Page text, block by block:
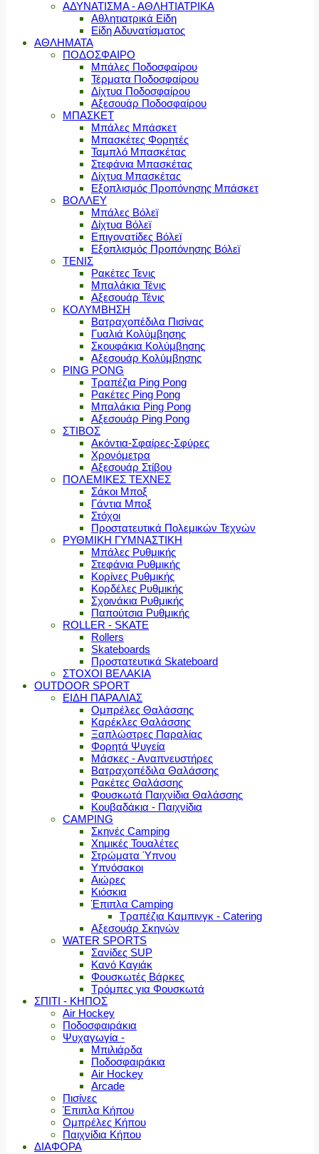
ΑΔΥΝΑΤΙΣΜΑ - ΑΘΛΗΤΙΑΤΡΙΚΑ
Αθλητιατρικά Είδη
Είδη Αδυνατίσματος
ΑΘΛΗΜΑΤΑ
ΠΟΔΟΣΦΑΙΡΟ
Μπάλες Ποδοσφαίρου
Τέρματα Ποδοσφαίρου
Δίχτυα Ποδοσφαίρου
Αξεσουάρ Ποδοσφαίρου
ΜΠΑΣΚΕΤ
Μπάλες Μπάσκετ
Μπασκέτες Φορητές
Ταμπλό Μπασκέτας
Στεφάνια Μπασκέτας
Δίχτυα Μπασκέτας
Εξοπλισμός Προπόνησης Μπάσκετ
ΒΟΛΛΕΥ
Μπάλες Βόλεϊ
Δίχτυα Βόλεϊ
Επιγονατίδες Βόλεϊ
Εξοπλισμός Προπόνησης Βόλεϊ
ΤΕΝΙΣ
Ρακέτες Τενις
Μπαλάκια Τένις
Αξεσουάρ Τένις
ΚΟΛΥΜΒΗΣΗ
Βατραχοπέδιλα Πισίνας
Γυαλιά Κολύμβησης
Σκουφάκια Κολύμβησης
Αξεσουάρ Κολύμβησης
PING PONG
Τραπέζια Ping Pong
Ρακέτες Ping Pong
Μπαλάκια Ping Pong
Αξεσουάρ Ping Pong
ΣΤΙΒΟΣ
Ακόντια-Σφαίρες-Σφύρες
Χρονόμετρα
Αξεσουάρ Στίβου
ΠΟΛΕΜΙΚΕΣ ΤΕΧΝΕΣ
Σάκοι Μποξ
Γάντια Μποξ
Στόχοι
Προστατευτικά Πολεμικών Τεχνών
ΡΥΘΜΙΚΗ ΓΥΜΝΑΣΤΙΚΗ
Μπάλες Ρυθμικής
Στεφάνια Ρυθμικής
Κορίνες Ρυθμικής
Κορδέλες Ρυθμικής
Σχοινάκια Ρυθμικής
Παπούτσια Ρυθμικής
ROLLER - SKATE
Rollers
Skateboards
Προστατευτικά Skateboard
ΣΤΟΧΟΙ ΒΕΛΑΚΙΑ
OUTDOOR SPORT
ΕΙΔΗ ΠΑΡΑΛΙΑΣ
Ομπρέλες Θαλάσσης
Καρέκλες Θαλάσσης
Ξαπλώστρες Παραλίας
Φορητά Ψυγεία
Μάσκες - Αναπνευστήρες
Βατραχοπέδιλα Θαλάσσης
Ρακέτες Θαλάσσης
Φουσκωτά Παιχνίδια Θαλάσσης
Κουβαδάκια - Παιχνίδια
CAMPING
Σκηνές Camping
Χημικές Τουαλέτες
Στρώματα Ύπνου
Υπνόσακοι
Αιώρες
Κιόσκια
Έπιπλα Camping
Τραπέζια Καμπινγκ - Catering
Αξεσουάρ Σκηνών
WATER SPORTS
Σανίδες SUP
Κανό Καγιάκ
Φουσκωτές Βάρκες
Τρόμπες για Φουσκωτά
ΣΠΙΤΙ - ΚΗΠΟΣ
Air Hockey
Ποδοσφαιράκια
Ψυχαγωγία -
Μπιλιάρδα
Ποδοσφαιράκια
Air Hockey
Arcade
Πισίνες
Έπιπλα Κήπου
Ομπρέλες Κήπου
Παιχνίδια Κήπου
ΔΙΑΦΟΡΑ